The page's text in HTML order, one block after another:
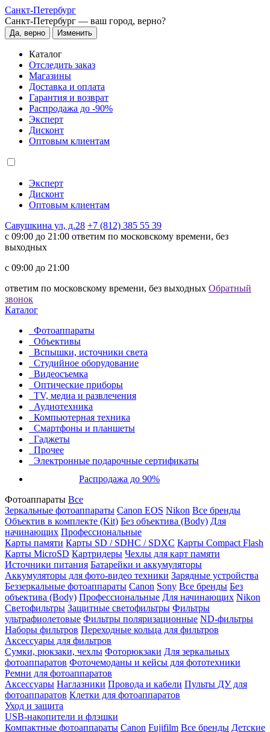
Санкт-Петербург
Санкт-Петербург — ваш город, верно?
Да, верно Изменить
Каталог
Отследить заказ
Магазины
Доставка и оплата
Гарантия и возврат
Распродажа до -90%
Эксперт
Дисконт
Оптовым клиентам
Эксперт
Дисконт
Оптовым клиентам
Савушкина ул, д.28 +7 (812) 385 55 39
c 09:00 до 21:00 ответим по московскому времени, без
выходных
c 09:00 до 21:00
ответим по московскому времени, без выходных Обратный
звонок
Каталог
Фотоаппараты
Объективы
Вспышки, источники света
Студийное оборудование
Видеосъемка
Оптические приборы
TV, медиа и развлечения
Аудиотехника
Компьютерная техника
Смартфоны и планшеты
Гаджеты
Прочее
Электронные подарочные сертификаты
Распродажа до 90%
Фотоаппараты Все
Зеркальные фотоаппараты Canon EOS Nikon Все бренды
Объектив в комплекте (Kit) Без объектива (Body) Для
начинающих Профессиональные
Карты памяти Карты SD / SDHC / SDXC Карты Compact Flash
Карты MicroSD Картридеры Чехлы для карт памяти
Источники питания Батарейки и аккумуляторы
Аккумуляторы для фото-видео техники Зарядные устройства
Беззеркальные фотоаппараты Canon Sony Все бренды Без
объектива (Body) Профессиональные Для начинающих Nikon
Светофильтры Защитные светофильтры Фильтры
ультрафиолетовые Фильтры поляризационные ND-фильтры
Наборы фильтров Переходные кольца для фильтров
Аксессуары для фильтров
Сумки, рюкзаки, чехлы Фоторюкзаки Для зеркальных
фотоаппаратов Фоточемоданы и кейсы для фототехники
Ремни для фотоаппаратов
Аксессуары Наглазники Провода и кабели Пульты ДУ для
фотоаппаратов Клетки для фотоаппаратов
Уход и защита
USB-накопители и флэшки
Компактные фотоаппараты Canon Fujifilm Все бренды Детские